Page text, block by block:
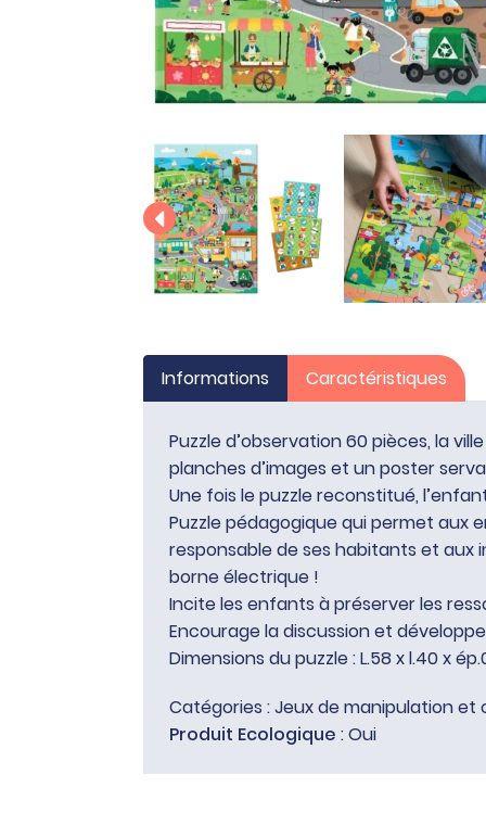
Informations Caractéristiques
Puzzle d’observation 60 pièces, la
planches d’images et un poster
Une fois le puzzle reconstitué,
Puzzle pédagogique qui permet
responsable de ses habitants et
borne électrique !
Incite les enfants à préserver les
Encourage la discussion et
Dimensions du puzzle : L.58 x l.40 x
Catégories :Jeux de manipulation
Produit Ecologique : Oui